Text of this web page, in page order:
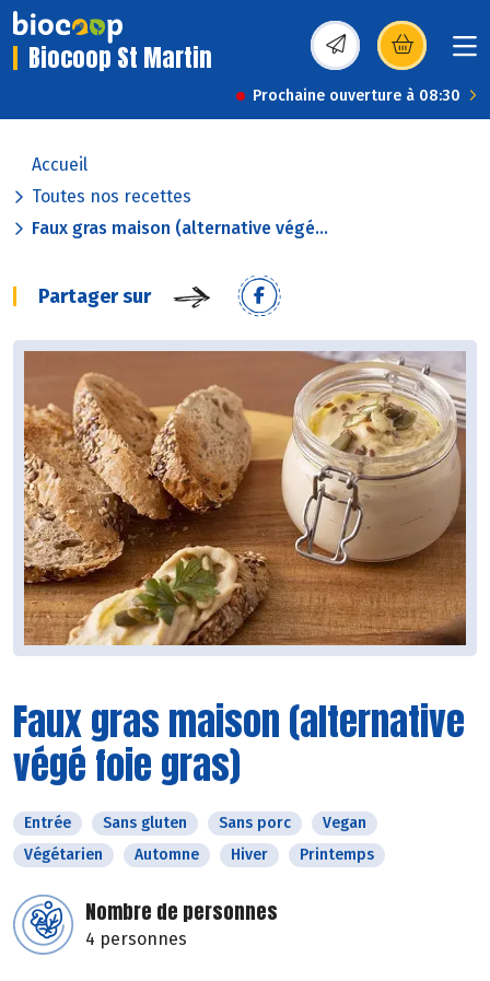
Biocoop St Martin (s’ouvre dans une
Prochaine ouverture à 08:30
Accueil
Toutes nos recettes
Faux gras maison (alternative végé...
Partager sur
Faux gras maison (alternative
végé foie gras)
Entrée Sans gluten Sans porc
Vegan
Végétarien
Automne Hiver Printemps
Nombre de personnes
4 personnes